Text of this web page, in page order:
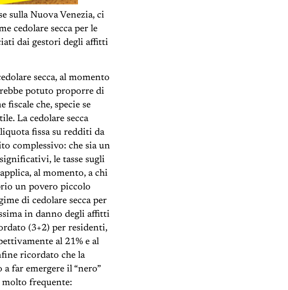
sulla Nuova Venezia, ci
cedolare secca per le
dai gestori degli affitti
secca, al momento
potuto proporre di
che, specie se
La cedolare secca
fissa su redditi da
complessivo: che sia un
le tasse sugli
al momento, a chi
un povero piccolo
di cedolare secca per
in danno degli affitti
(3+2) per residenti,
al 21% e al
ricordato che la
far emergere il “nero”
frequente: